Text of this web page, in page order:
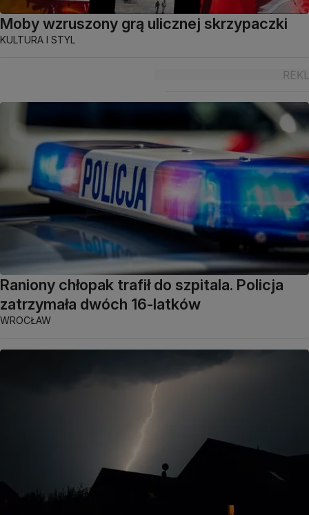
Moby wzruszony grą ulicznej skrzypaczki
KULTURA I STYL
Raniony chłopak trafił do szpitala. Policja
zatrzymała dwóch 16-latków
WROCŁAW